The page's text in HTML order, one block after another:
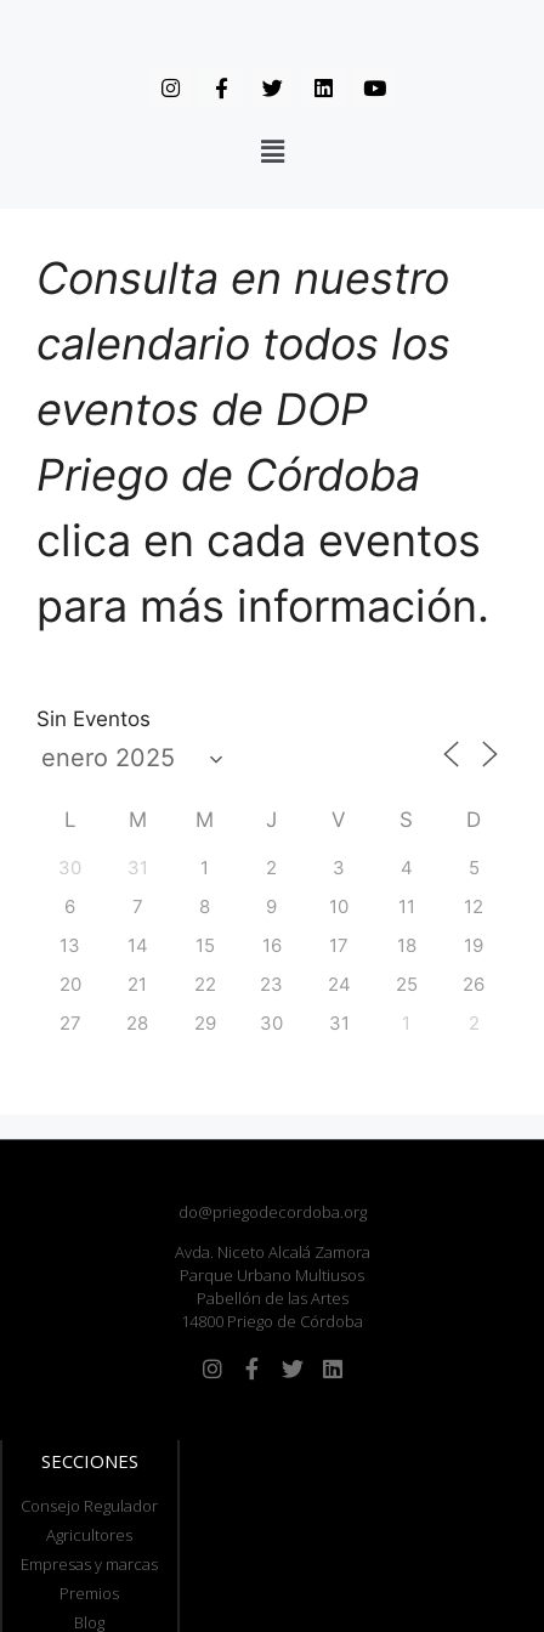
Consulta en nuestro
calendario todos los
eventos de DOP
Priego de Córdoba
clica en cada eventos
para más información.
Sin Eventos
L M M J V S D
30 31 1 2 3 4
5
6
7 8 9 10 11
12
13
14 15 16 17 18
19
20
21 22 23 24 25
26
27
28 29 30 31 1 2
do@priegodecordoba.org
Avda. Niceto Alcalá Zamora
Parque Urbano Multiusos
Pabellón de las Artes
14800 Priego de Córdoba
SECCIONES
Consejo Regulador
Agricultores
Empresas y marcas
Premios
Blog